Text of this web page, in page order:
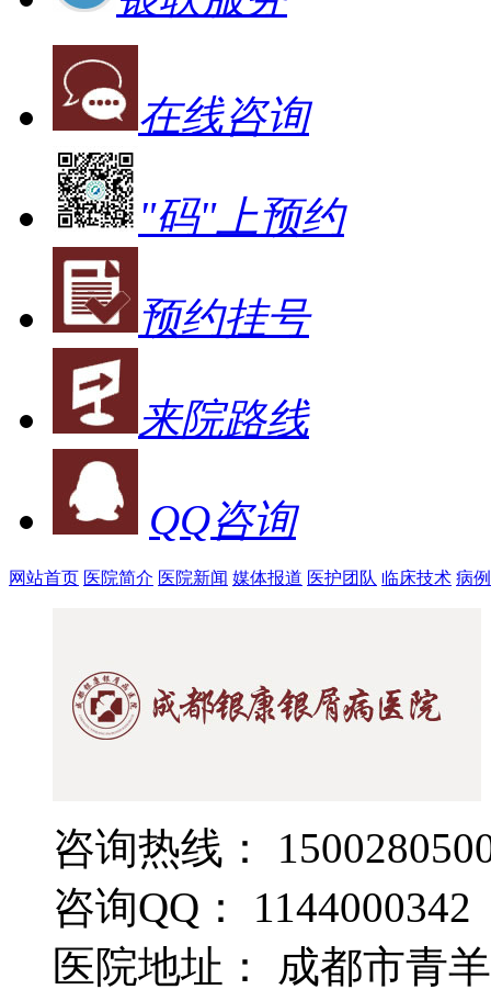
在线咨询
"码"上预约
预约挂号
来院路线
QQ咨询
网站首页 医院简介 医院新闻 媒体报道 医护团队 临床技术 病
咨询热线：
咨询QQ： 1144000342
医院地址： 成都市青